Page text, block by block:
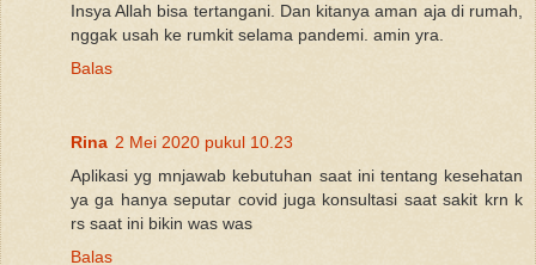
Insya Allah bisa tertangani. Dan kitanya aman aja di rumah,
nggak usah ke rumkit selama pandemi. amin yra.
Balas
Rina 2 Mei 2020 pukul 10.23
Aplikasi yg mnjawab kebutuhan saat ini tentang kesehatan
ya ga hanya seputar covid juga konsultasi saat sakit krn k
rs saat ini bikin was was
Balas